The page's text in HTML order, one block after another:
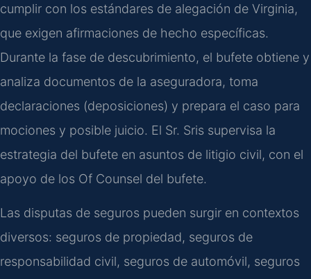
cumplir con los estándares de alegación de Virginia,
que exigen afirmaciones de hecho específicas.
Durante la fase de descubrimiento, el bufete obtiene y
analiza documentos de la aseguradora, toma
declaraciones (deposiciones) y prepara el caso para
mociones y posible juicio. El Sr. Sris supervisa la
estrategia del bufete en asuntos de litigio civil, con el
apoyo de los Of Counsel del bufete.
Las disputas de seguros pueden surgir en contextos
diversos: seguros de propiedad, seguros de
responsabilidad civil, seguros de automóvil, seguros